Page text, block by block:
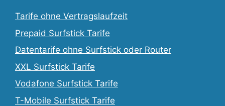
Tarife ohne Vertragslaufzeit
Prepaid Surfstick Tarife
Datentarife ohne Surfstick oder Router
XXL Surfstick Tarife
Vodafone Surfstick Tarife
T-Mobile Surfstick Tarife